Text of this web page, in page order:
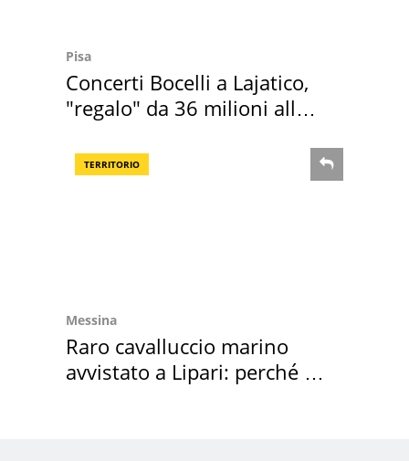
Pisa
Concerti Bocelli a Lajatico,
"regalo" da 36 milioni alla
TERRITORIO
Messina
Raro cavalluccio marino
avvistato a Lipari: perché è